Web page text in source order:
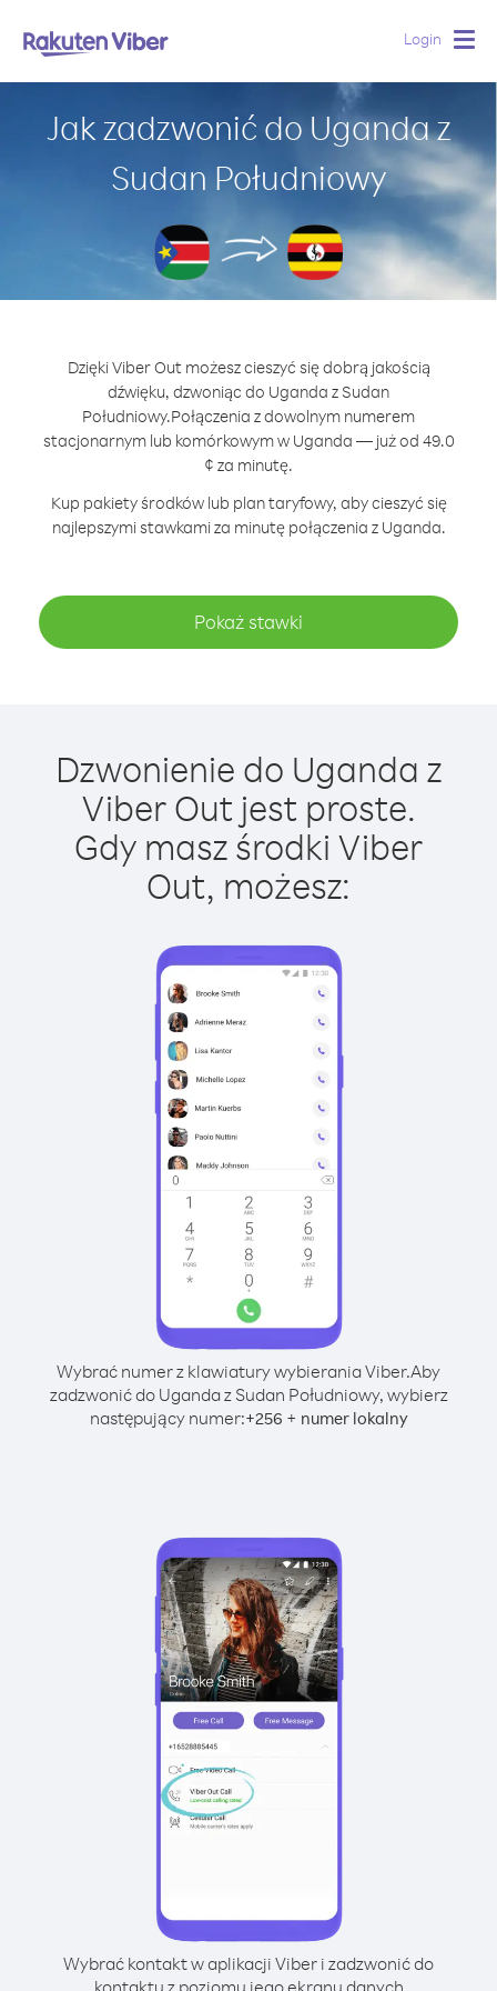
Login
Jak zadzwonić do Uganda z
Sudan Południowy
Dzięki Viber Out możesz cieszyć się dobrą jakością
dźwięku, dzwoniąc do Uganda z Sudan
Południowy.Połączenia z dowolnym numerem
stacjonarnym lub komórkowym w Uganda — już od 49.0
¢ za minutę.
Kup pakiety środków lub plan taryfowy, aby cieszyć się
najlepszymi stawkami za minutę połączenia z Uganda.
Pokaż stawki
Dzwonienie do Uganda z
Viber Out jest proste.
Gdy masz środki Viber
Out, możesz:
Wybrać numer z klawiatury wybierania Viber.Aby
zadzwonić do Uganda z Sudan Południowy, wybierz
następujący numer:+256 + numer lokalny
Wybrać kontakt w aplikacji Viber i zadzwonić do
kontaktu z poziomu jego ekranu danych